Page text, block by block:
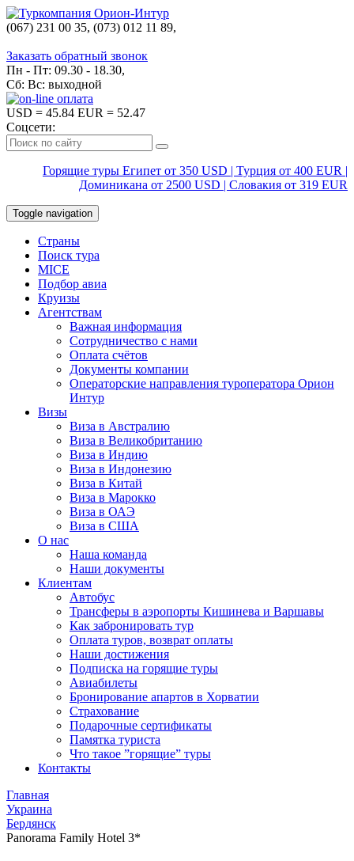
(067) 231 00 35, (073) 012 11 89,
Заказать обратный звонок
Пн - Пт: 09.30 - 18.30,
Сб: Вс: выходной
USD = 45.84 EUR = 52.47
Соцсети:
Горящие туры Египет от 350 USD | Турция от 400 EUR |
Доминикана от 2500 USD | Словакия от 319 EUR
Toggle navigation
Страны
Поиск тура
MICE
Подбор авиа
Круизы
Агентствам
Важная информация
Сотрудничество с нами
Оплата счётов
Документы компании
Операторские направления туроператора Орион
Интур
Визы
Виза в Австралию
Виза в Великобританию
Виза в Индию
Виза в Индонезию
Виза в Китай
Виза в Марокко
Виза в ОАЭ
Виза в США
О нас
Наша команда
Наши документы
Клиентам
Автобус
Трансферы в аэропорты Кишинева и Варшавы
Как забронировать тур
Оплата туров, возврат оплаты
Наши достижения
Подписка на горящие туры
Авиабилеты
Бронирование апартов в Хорватии
Страхование
Подарочные сертификаты
Памятка туриста
Что такое ”горящие” туры
Контакты
Главная
Украина
Бердянск
Panorama Family Hotel 3*